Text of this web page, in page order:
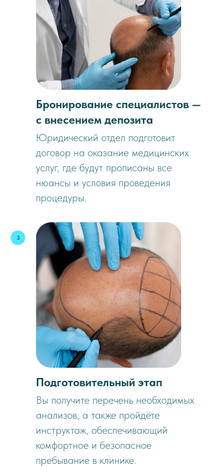
Бронирование специалистов —
с внесением депозита
Юридический отдел подготовит
договор на оказание медицинских
услуг, где будут прописаны все
нюансы и условия проведения
процедуры.
Подготовительный этап
Вы получите перечень необходимых
анализов, а также пройдёте
инструктаж, обеспечивающий
комфортное и безопасное
пребывание в клинике.